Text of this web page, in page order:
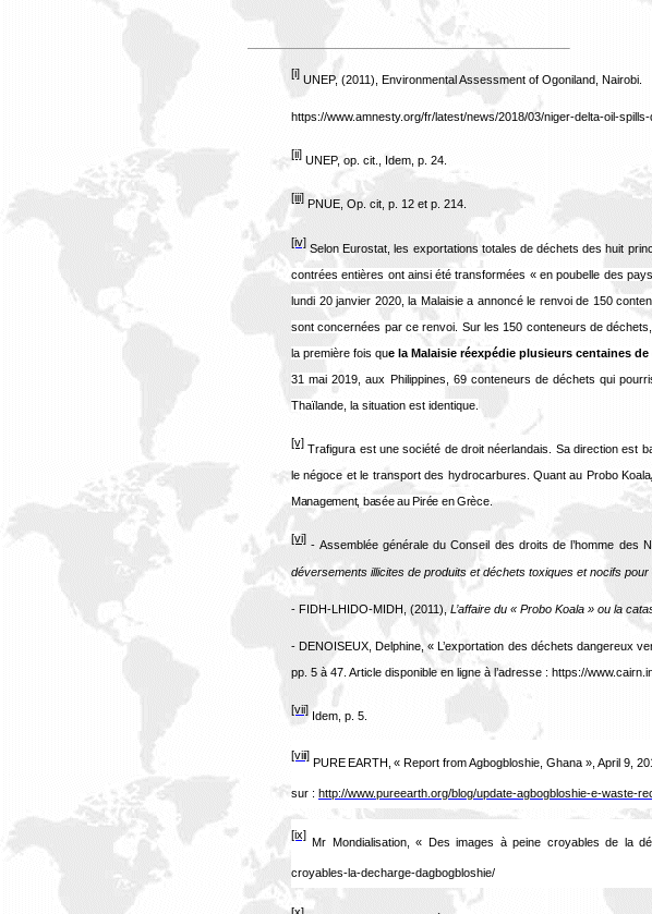
[i]
UNEP, (2011), Environmental Assessment of Ogoniland, Nairobi.
https://www.amnesty.org/fr/latest/news/2018/03/niger-delta-oil-
[ii]
UNEP, op. cit., Idem, p. 24.
[iii]
PNUE, Op. cit, p. 12 et p. 214.
[iv]
Selon Eurostat, les exportations totales de déchets des huit
contrées entières ont ainsi été transformées « en poubelle des
lundi 20 janvier 2020, la Malaisie a annoncé le renvoi de 150
sont concernées par ce renvoi. Sur les 150 conteneurs de
la première fois que la Malaisie réexpédie plusieurs centaines
31 mai 2019, aux Philippines, 69 conteneurs de déchets qui
Thaïlande, la situation est identique.
[v]
Trafigura est une société de droit néerlandais. Sa direction est
le négoce et le transport des hydrocarbures. Quant au Probo Koala,
Management, basée au Pirée en Grèce.
[vi]
- Assemblée générale du Conseil des droits de l’homme des
déversements illicites de produits et déchets toxiques et nocifs pour
- FIDH-LHIDO-MIDH, (2011), L’affaire du « Probo Koala » ou la
- DENOISEUX, Delphine, « L’exportation des déchets dangereux
pp. 5 à 47. Article disponible en ligne à l’adresse : https://
[vii]
Idem, p. 5.
[viii]
PURE EARTH, « Report from Agbogbloshie, Ghana », April 9,
sur : http://www.pureearth.org/blog/update-agbogbloshie-e-waste-
[ix]
Mr Mondialisation, « Des images à peine croyables de la
croyables-la-decharge-dagbogbloshie/